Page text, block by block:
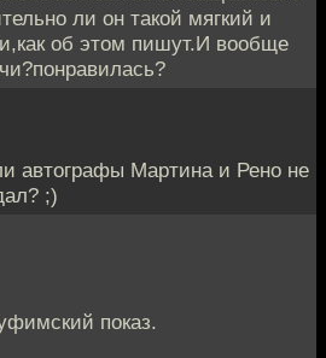
ли он такой мягкий и
об этом пишут.И вообще
автографы Мартина и Рено не
;)
показ.